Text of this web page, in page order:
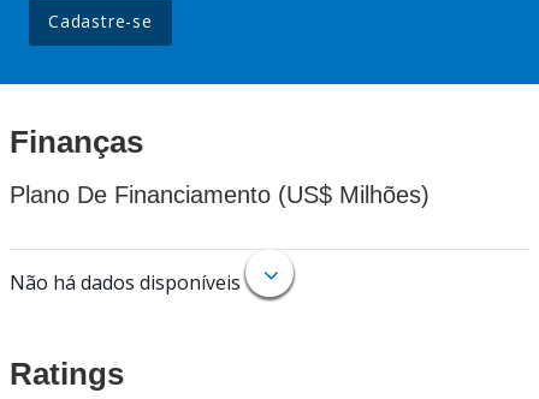
Cadastre-se
Finanças
Plano De Financiamento (US$ Milhões)
Não há dados disponíveis
Ratings